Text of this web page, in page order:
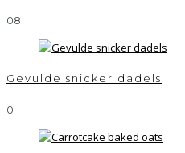
08
Gevulde snicker dadels
0